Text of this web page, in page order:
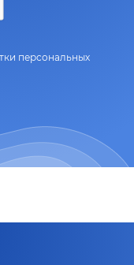
персональных